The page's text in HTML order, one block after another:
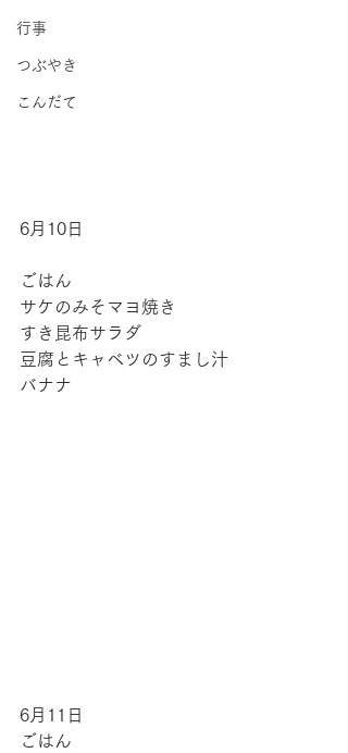
行事
つぶやき
こんだて
6月10日
ごはん
サケのみそマヨ焼き
すき昆布サラダ
豆腐とキャベツのすまし汁
バナナ
6月11日
ごはん